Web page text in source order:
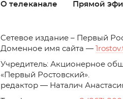
О телеканале Прямой
Cетевое издание – Первый
Доменное имя сайта —
Учредитель: Акционерное
«Первый Ростовский».
редактор — Наталич